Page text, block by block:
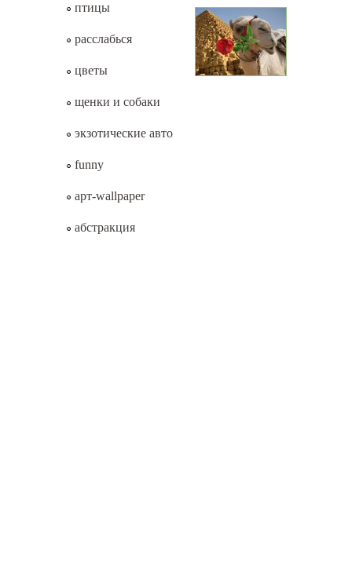
птицы
расслабься
цветы
щенки и собаки
экзотические авто
funny
арт-wallpaper
абстракция